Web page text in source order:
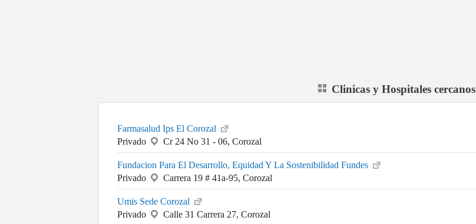
Clinicas y Hospitales cercanos
Farmasalud Ips El Corozal
Privado Cr 24 No 31 - 06, Corozal
Fundacion Para El Desarrollo, Equidad Y La Sostenibilidad Fundes
Privado Carrera 19 # 41a-95, Corozal
Umis Sede Corozal
Privado Calle 31 Carrera 27, Corozal